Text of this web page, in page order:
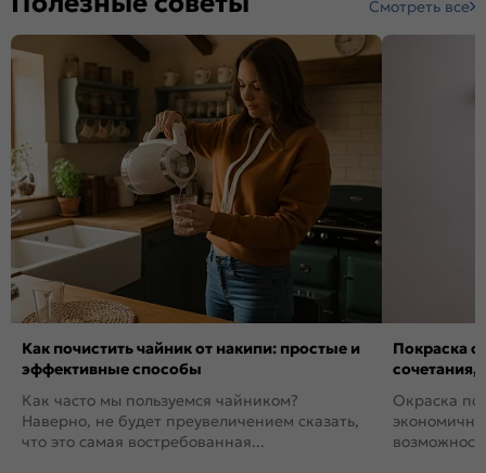
Смотреть все
Как почистить чайник от накипи: простые и
эффективные способы
Как часто мы пользуемся чайником?
Наверно, не будет преувеличением сказать,
что это самая востребованная...
Покраска
сочетания,
Окраска